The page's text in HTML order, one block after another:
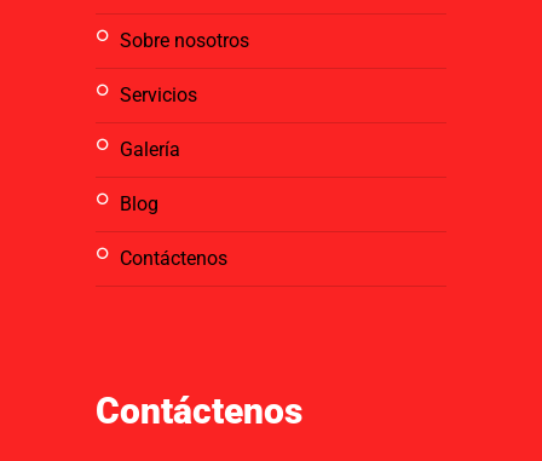
sobre nosotros
servicios
galería
blog
contáctenos
Contáctenos